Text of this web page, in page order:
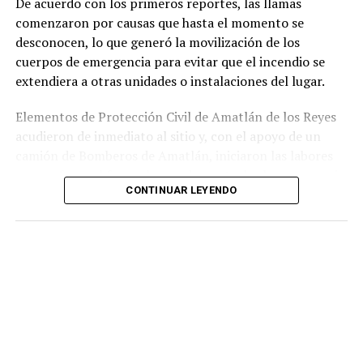
públicos.
comenzaron por causas que hasta el momento se
desconocen, lo que generó la movilización de los
cuerpos de emergencia para evitar que el incendio se
extendiera a otras unidades o instalaciones del lugar.
Elementos de Protección Civil de Amatlán de los Reyes
acudieron de inmediato al sitio y, con el apoyo de un
para sofocar el fuego, logrando controlar la emergencia
tras varios minutos de trabajo.
CONTINUAR LEYENDO